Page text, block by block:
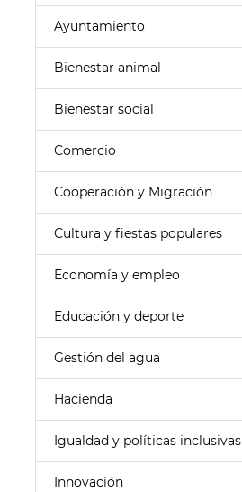
Ayuntamiento
Bienestar animal
Bienestar social
Comercio
Cooperación y Migración
Cultura y fiestas populares
Economía y empleo
Educación y deporte
Gestión del agua
Hacienda
Igualdad y políticas inclusivas
Innovación